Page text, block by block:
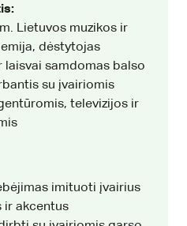
Lietuvos muzikos ir
dėstytojas
laisvai samdomas balso
su įvairiomis
televizijos ir
imituoti įvairius
ir akcentus